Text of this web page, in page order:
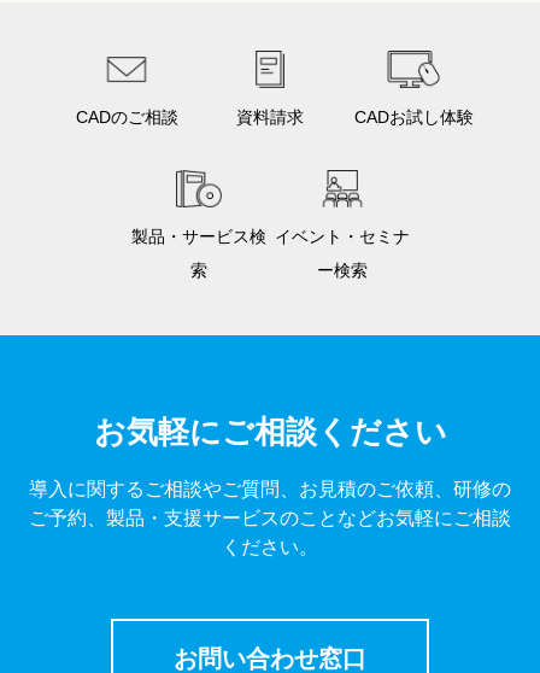
CADのご相談 資料請求 CADお試し体験
製品・サービス検
索
イベント・セミナ
ー検索
お気軽にご相談ください
導入に関するご相談やご質問、お見積のご依頼、研修の
ご予約、製品・支援サービスのことなどお気軽にご相談
ください。
お問い合わせ窓口